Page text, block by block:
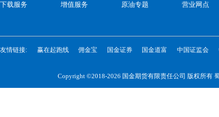
下载服务 增值服务 原油专题 营业网点
友情链接: 赢在起跑线 佣金宝 国金证券 国金道富 中国证监会
Copyright ©2018-2026 国金期货有限责任公司 版权所有